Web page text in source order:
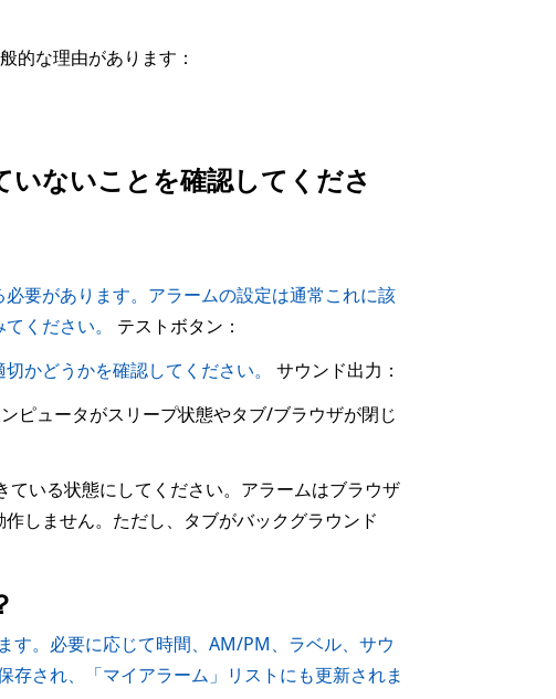
的な理由があります：
ないことを確認してくださ
要があります。アラームの設定は通常これに該
ください。
テストボタン：
かどうかを確認してください。
サウンド出力：
ピュータがスリープ状態やタブ/ブラウザが閉じ
いる状態にしてください。アラームはブラウザ
しません。ただし、タブがバックグラウンド
す。必要に応じて時間、AM/PM、ラベル、サウ
され、「マイアラーム」リストにも更新されま